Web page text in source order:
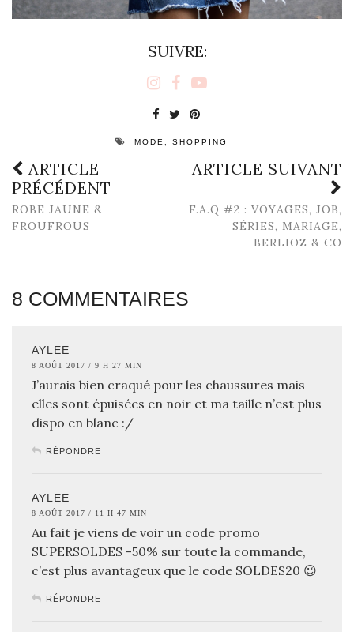
SUIVRE:
MODE , SHOPPING
ARTICLE
PRÉCÉDENT
ROBE JAUNE &
FROUFROUS
ARTICLE SUIVANT
F.A.Q #2 : VOYAGES, JOB,
SÉRIES, MARIAGE,
BERLIOZ & CO
8 COMMENTAIRES
AYLEE
8 AOÛT 2017 / 9 H 27 MIN
J’aurais bien craqué pour les chaussures mais
elles sont épuisées en noir et ma taille n’est plus
dispo en blanc :/
RÉPONDRE
AYLEE
8 AOÛT 2017 / 11 H 47 MIN
Au fait je viens de voir un code promo
SUPERSOLDES -50% sur toute la commande,
c’est plus avantageux que le code SOLDES20 😉
RÉPONDRE